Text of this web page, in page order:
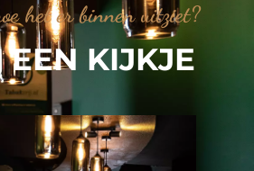
het er binnen uitziet?
EEN KIJKJE